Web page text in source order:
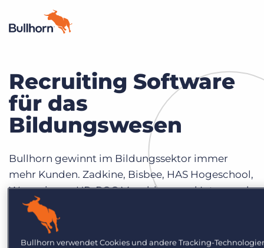
Produkte
Preise
Ressourcen
Marktplatz
Unternehmen
Recruiting Software
für das
Bildungswesen
Bullhorn gewinnt im Bildungssektor immer
mehr Kunden. Zadkine, Bisbee, HAS Hogeschool,
Wageningen UR, ROC Mondriaan und Integrand
haben sich alle für das Connexys
Bewerbermanagementystem entschieden.
Bullhorn verwendet Cookies und andere Tracking-